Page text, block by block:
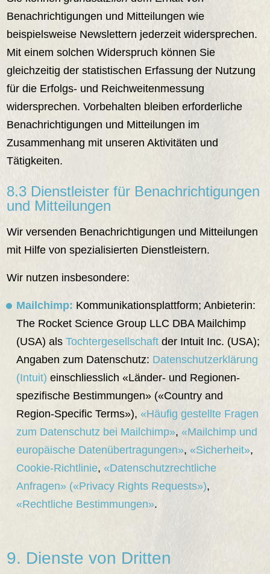
Benachrichtigungen und Mitteilungen wie
beispielsweise Newslettern jederzeit widersprechen.
Mit einem solchen Widerspruch können Sie
gleichzeitig der statistischen Erfassung der Nutzung
für die Erfolgs- und Reichweitenmessung
widersprechen. Vorbehalten bleiben erforderliche
Benachrichtigungen und Mitteilungen im
Zusammenhang mit unseren Aktivitäten und
Tätigkeiten.
8.3 Dienstleister für Benachrichtigungen
und Mitteilungen
Wir versenden Benachrichtigungen und Mitteilungen
mit Hilfe von spezialisierten Dienstleistern.
Wir nutzen insbesondere:
Mailchimp: Kommunikationsplattform; Anbieterin:
The Rocket Science Group LLC DBA Mailchimp
(USA) alsTochtergesellschaft der Intuit Inc. (USA);
Angaben zum Datenschutz: Datenschutzerklärung
(Intuit) einschliesslich «Länder- und Regionen-
spezifische Bestimmungen» («Country and
Region-Specific Terms»),«Häufig gestellte Fragen
zum Datenschutz bei Mailchimp»,«Mailchimp und
europäische Datenübertragungen»,«Sicherheit»,
Cookie-Richtlinie,«Datenschutzrechtliche
Anfragen» («Privacy Rights Requests»),
«Rechtliche Bestimmungen».
9. Dienste von Dritten